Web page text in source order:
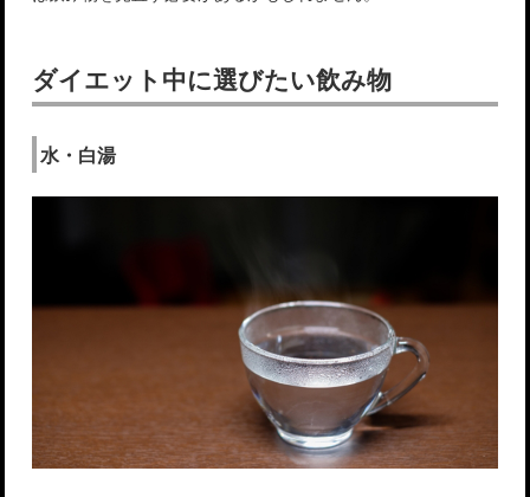
ダイエット中に選びたい飲み物
水・白湯